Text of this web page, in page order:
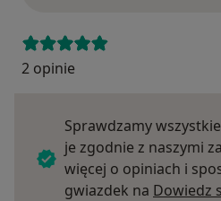
2 opinie
Sprawdzamy
je zgodnie z naszymi
więcej o opiniach i
gwiazdek na Dowiedz